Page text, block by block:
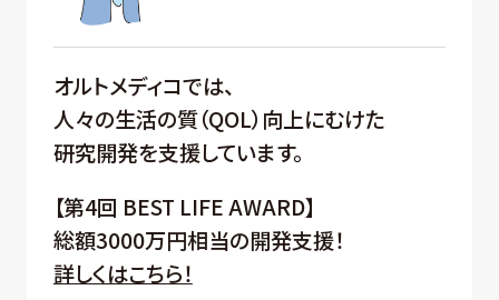
オルトメディコでは、
人々の生活の質（QOL）向上にむけた
研究開発を支援しています。
【第4回 BEST LIFE AWARD】
総額3000万円相当の開発支援！
詳しくはこちら！